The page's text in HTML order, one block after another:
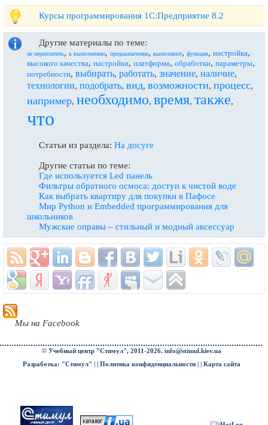
Курсы программирования 1С:Предприятие 8.2
Другие материалы по теме:
не переплатить, к выполнению, предназначение, выполняют, функция, настройка,
высокого качества, настройки, платформа, обработки, параметры,
потребности, выбирать, работать, значение, наличие,
технологии, подобрать, вид, возможности, процесс,
например, необходимо, время, также,
что
Статьи из раздела: На досуге
Другие статьи по теме:
Где используется Led панель
Фильтры обратного осмоса: доступ к чистой воде
Как выбрать квартиру для покупки в Пафосе
Мир Python и Embedded программирования для
школьников
Мужские оправы – стильный и модный аксессуар
Мы на Facebook
© Учебный центр "Стимул", 2011-2026. info@stimul.kiev.ua
Разработка: "Стимул" | | Политика конфиденциальности| | Карта сайта